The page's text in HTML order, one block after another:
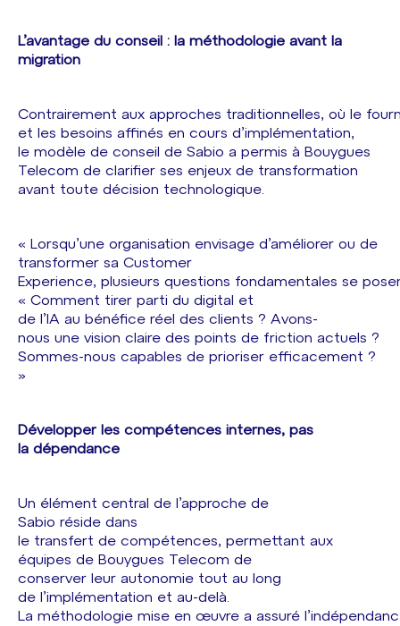
L’avantage du conseil : la méthodologie avant la
migration
Contrairement aux approches traditionnelles, où le
et les besoins affinés en cours d’implémentation,
le modèle de conseil de Sabio a permis à Bouygues
Telecom de clarifier ses enjeux de transformation
avant toute décision technologique.
« Lorsqu’une organisation envisage d’améliorer ou de
transformer sa Customer
Experience, plusieurs questions fondamentales se
« Comment tirer parti du digital et
de l’IA au bénéfice réel des clients ? Avons-
nous une vision claire des points de friction actuels ?
Sommes-nous capables de prioriser efficacement ?
»
Développer les compétences internes, pas
la dépendance
Un élément central de l’approche de
Sabio réside dans
le transfert de compétences, permettant aux
équipes de Bouygues Telecom de
conserver leur autonomie tout au long
de l’implémentation et au-delà.
La méthodologie mise en œuvre a assuré